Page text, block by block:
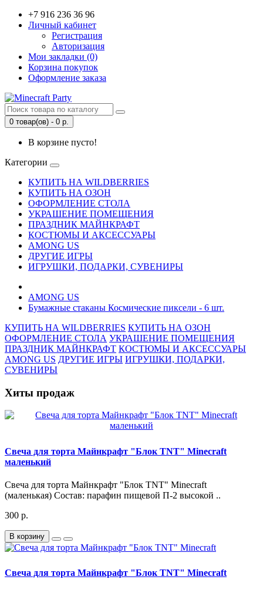
+7 916 236 36 96
Личный кабинет
Регистрация
Авторизация
Мои закладки (0)
Корзина покупок
Оформление заказа
0 товар(ов) - 0 р.
В корзине пусто!
Категории
КУПИТЬ НА WILDBERRIES
КУПИТЬ НА ОЗОН
ОФОРМЛЕНИЕ СТОЛА
УКРАШЕНИЕ ПОМЕЩЕНИЯ
ПРАЗДНИК МАЙНКРАФТ
КОСТЮМЫ И АКСЕССУАРЫ
AMONG US
ДРУГИЕ ИГРЫ
ИГРУШКИ, ПОДАРКИ, СУВЕНИРЫ
AMONG US
Бумажные стаканы Космические пиксели - 6 шт.
КУПИТЬ НА WILDBERRIES КУПИТЬ НА ОЗОН
ОФОРМЛЕНИЕ СТОЛА УКРАШЕНИЕ ПОМЕЩЕНИЯ
ПРАЗДНИК МАЙНКРАФТ КОСТЮМЫ И АКСЕССУАРЫ
AMONG US ДРУГИЕ ИГРЫ ИГРУШКИ, ПОДАРКИ,
СУВЕНИРЫ
Хиты продаж
Свеча для торта Майнкрафт "Блок TNT" Minecraft
маленький
Свеча для торта Майнкрафт "Блок TNT" Minecraft
(маленькая) Состав: парафин пищевой П-2 высокой ..
300 р.
В корзину
Свеча для торта Майнкрафт "Блок TNT" Minecraft